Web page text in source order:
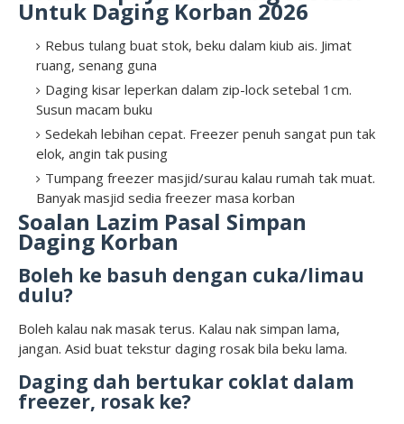
Untuk Daging Korban 2026
Rebus tulang buat stok, beku dalam kiub ais. Jimat
ruang, senang guna
Daging kisar leperkan dalam zip-lock setebal 1cm.
Susun macam buku
Sedekah lebihan cepat. Freezer penuh sangat pun tak
elok, angin tak pusing
Tumpang freezer masjid/surau kalau rumah tak muat.
Banyak masjid sedia freezer masa korban
Soalan Lazim Pasal Simpan
Daging Korban
Boleh ke basuh dengan cuka/limau
dulu?
Boleh kalau nak masak terus. Kalau nak simpan lama,
jangan. Asid buat tekstur daging rosak bila beku lama.
Daging dah bertukar coklat dalam
freezer, rosak ke?